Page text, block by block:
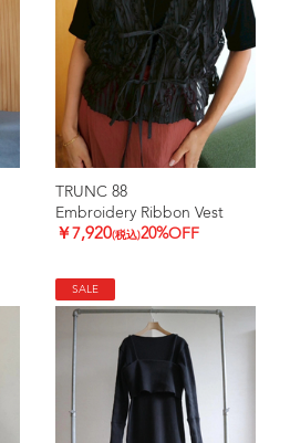
TRUNC 88
Embroidery Ribbon Vest
￥7,920(税込)20%OFF
SALE